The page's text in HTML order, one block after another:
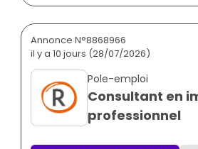
Annonce N°8868966
il y a 10 jours (28/07/2026)
Pole-emploi
Consultant en
professionnel